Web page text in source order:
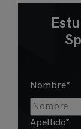
Nombre*
Apellido*